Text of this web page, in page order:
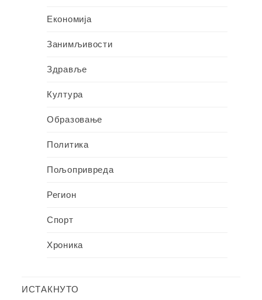
Економија
Занимљивости
Здравље
Култура
Образовање
Политика
Пољопривреда
Регион
Спорт
Хроника
ИСТАКНУТО